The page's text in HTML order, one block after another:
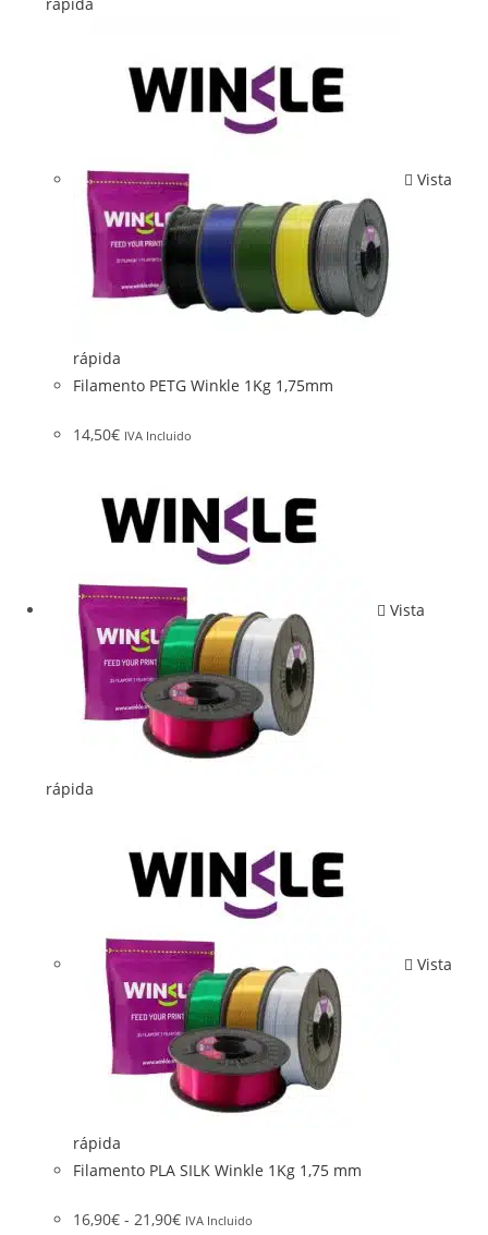
Vista
rápida
Filamento PETG Winkle 1Kg 1,75mm
14,50€ IVA Incluido
Vista
rápida
Vista
rápida
Filamento PLA SILK Winkle 1Kg 1,75 mm
16,90€ - 21,90€ IVA Incluido